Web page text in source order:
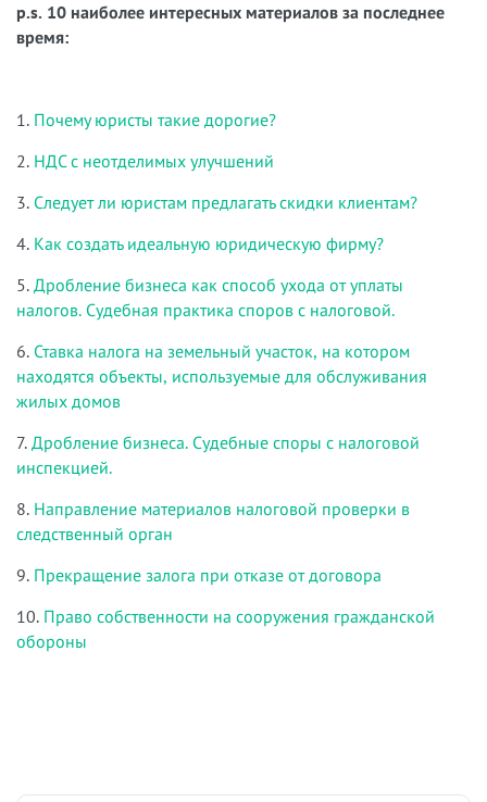
p.s. 10 наиболее интересных материалов за последнее
время:
1. Почему юристы такие дорогие?
2. НДС с неотделимых улучшений
3. Следует ли юристам предлагать скидки клиентам?
4. Как создать идеальную юридическую фирму?
5. Дробление бизнеса как способ ухода от уплаты
налогов. Судебная практика споров с налоговой.
6. Ставка налога на земельный участок, на котором
находятся объекты, используемые для обслуживания
жилых домов
7. Дробление бизнеса. Судебные споры с налоговой
инспекцией.
8. Направление материалов налоговой проверки в
следственный орган
9. Прекращение залога при отказе от договора
10. Право собственности на сооружения гражданской
обороны